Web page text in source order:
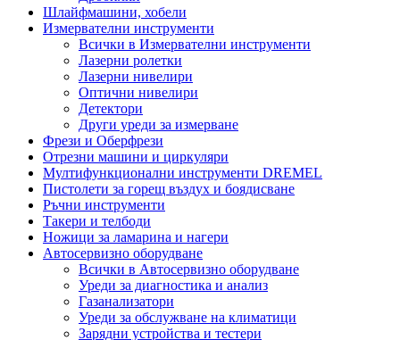
Шлайфмашини, хобели
Измервателни инструменти
Всички в Измервателни инструменти
Лазерни ролетки
Лазерни нивелири
Оптични нивелири
Детектори
Други уреди за измерване
Фрези и Оберфрези
Отрезни машини и циркуляри
Мултифункционални инструменти DREMEL
Пистолети за горещ въздух и боядисване
Ръчни инструменти
Такери и телбоди
Ножици за ламарина и нагери
Автосервизно оборудване
Всички в Автосервизно оборудване
Уреди за диагностика и анализ
Газанализатори
Уреди за обслужване на климатици
Зарядни устройства и тестери